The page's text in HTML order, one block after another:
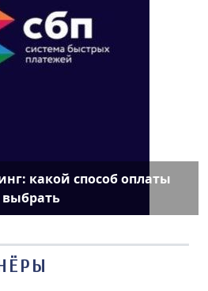
какой способ оплаты
выбрать